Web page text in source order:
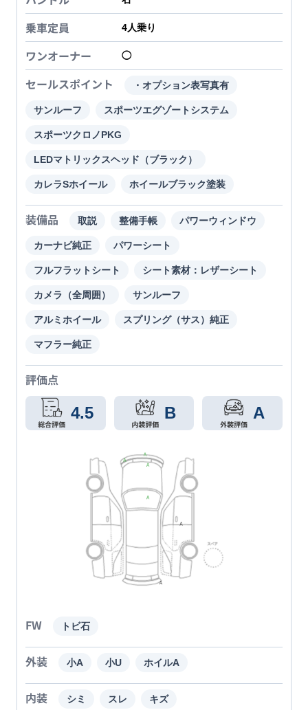
乗車定員 4人乗り
ワンオーナー ◯
セールスポイント ・オプション表写真有
サンルーフ スポーツエグゾートシステム
スポーツクロノPKG
LEDマトリックスヘッド（ブラック）
カレラSホイール ホイールブラック塗装
装備品 取説 整備手帳 パワーウィンドウ
カーナビ純正 パワーシート
フルフラットシート シート素材：レザーシート
カメラ（全周囲） サンルーフ
アルミホイール スプリング（サス）純正
マフラー純正
評価点
4.5 B A
FW トビ石
外装 小A 小U ホイルA
内装 シミ スレ キズ